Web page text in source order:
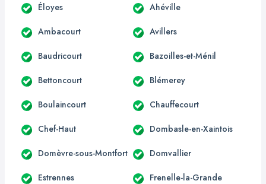
Éloyes Ahéville
Ambacourt Avillers
Baudricourt Bazoilles-et-Ménil
Bettoncourt Blémerey
Boulaincourt Chauffecourt
Chef-Haut Dombasle-en-Xaintois
Domèvre-sous-Montfort Domvallier
Estrennes Frenelle-la-Grande